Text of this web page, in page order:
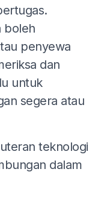
boleh
penyewa
dan
untuk
segera atau
teknologi
dalam